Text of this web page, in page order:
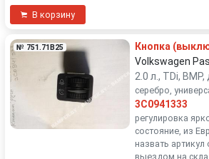
В корзину
№ 751.71B25
Кнопка
Volkswagen
2.0 л., TDi,
серебро,
3C0941333
регулировка
состояние, из
назвать
выездом на